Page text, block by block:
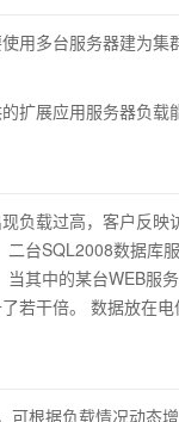
用多台服务器建为
扩展应用服务器负
负载过高，客户反
台SQL2008数据
其中的某台WEB
若干倍。 数据放在
根据负载情况动态